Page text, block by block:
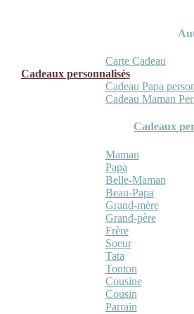
Carte Cadeau
Cadeaux personnalisés
Cadeau Papa
Cadeau Maman
Cadeaux
Maman
Papa
Belle-Maman
Beau-Papa
Grand-mère
Grand-père
Frère
Soeur
Tata
Tonton
Cousine
Cousin
Parrain